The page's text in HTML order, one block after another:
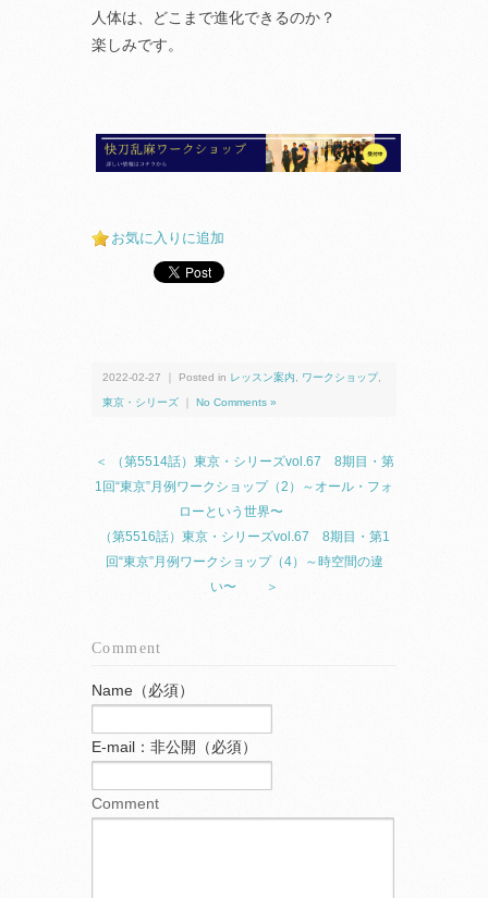
人体は、どこまで進化できるのか？
楽しみです。
お気に入りに追加
2022-02-27 ｜ Posted in レッスン案内 ワークショップ,
東京・シリーズ No Comments »
＜ （第5514話）東京・シリーズvol.67 8期目・第
1回“東京”月例ワークショップ（2）～オール・フォ
ローという世界〜
（第5516話）東京・シリーズvol.67 8期目・第1
回“東京”月例ワークショップ（4）～時空間の違
い〜 ＞
Comment
Name（必須）
E-mail：非公開（必須）
Comment